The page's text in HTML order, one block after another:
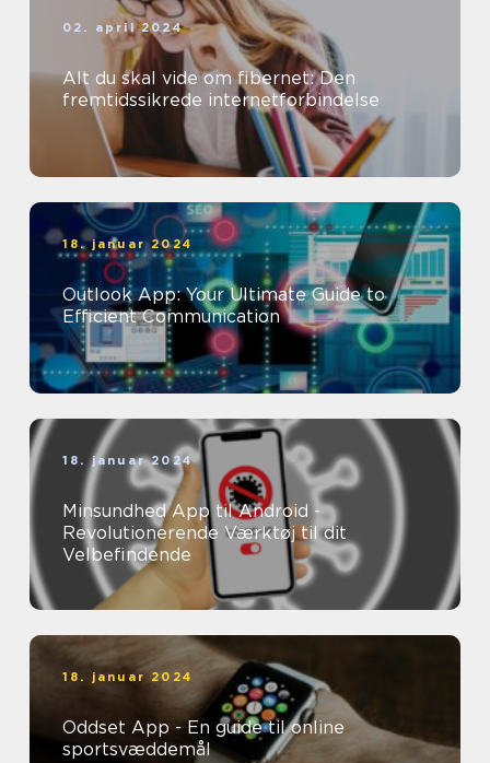
02. april 2024
Alt du skal vide om fibernet: Den
fremtidssikrede internetforbindelse
18. januar 2024
Outlook App: Your Ultimate Guide to
Efficient Communication
18. januar 2024
Minsundhed App til Android -
Revolutionerende Værktøj til dit
Velbefindende
18. januar 2024
Oddset App - En guide til online
sportsvæddemål